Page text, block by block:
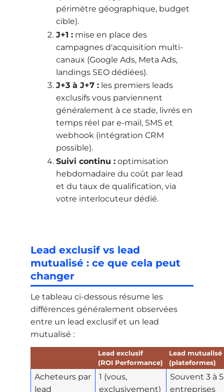
Lead exclusif vs lead
mutualisé : ce que cela peut
changer
Le tableau ci-dessous résume les
différences généralement observées
entre un lead exclusif et un lead
mutualisé :
Lead exclusif
(ROI Performance)
Lead mutualisé
(plateformes)
Acheteurs par
lead
1 (vous,
exclusivement)
Souvent 3 à 5
entreprises
périmètre géographique, budget
cible).
J+1 : mise en place des
campagnes d'acquisition multi-
canaux (Google Ads, Meta Ads,
landings SEO dédiées).
J+3 à J+7 : les premiers leads
exclusifs vous parviennent
généralement à ce stade, livrés en
temps réel par e-mail, SMS et
webhook (intégration CRM
possible).
Suivi continu : optimisation
hebdomadaire du coût par lead
et du taux de qualification, via
votre interlocuteur dédié.